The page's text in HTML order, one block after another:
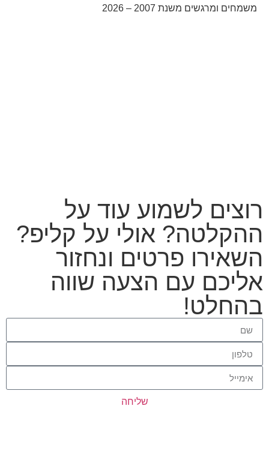
משמחים ומרגשים משנת 2007 – 2026
רוצים לשמוע עוד על
ההקלטה? אולי על קליפ?
השאירו פרטים ונחזור
אליכם עם הצעה שווה
בהחלט!
שליחה